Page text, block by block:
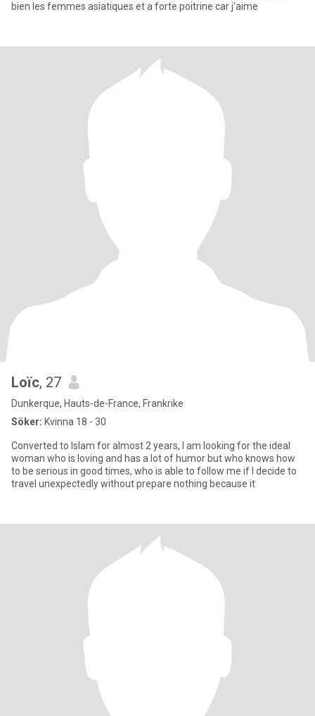
bien les femmes asiatiques et a forte poitrine car j'aime
Loïc, 27
Dunkerque, Hauts-de-France, Frankrike
Söker: Kvinna 18 - 30
Converted to Islam for almost 2 years, I am looking for the ideal
woman who is loving and has a lot of humor but who knows how
to be serious in good times, who is able to follow me if I decide to
travel unexpectedly without prepare nothing because it